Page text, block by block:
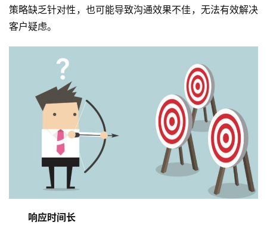
策略缺乏针对性，也可能导致沟通效果不佳，无法有效解决
客户疑虑。
响应时间长